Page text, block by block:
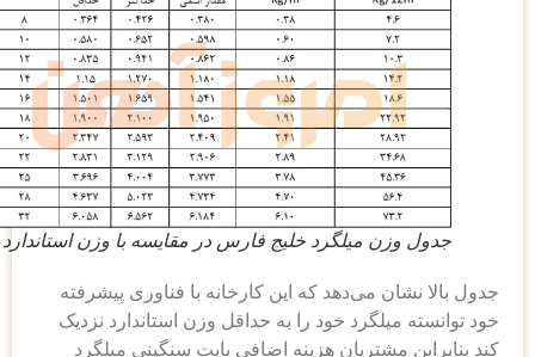
جدول وزن میلگرد خلیج فارس در مقایسه با وزن استاندارد
جدول بالا نشان می‌دهد که این کارخانه با فناوری پیشرفته
خود توانسته میلگرد خود را به حداقل وزن استاندارد نزدیک
کند بنابراین مشتریان هزینه اضافی بابت سنگینی میلگرد